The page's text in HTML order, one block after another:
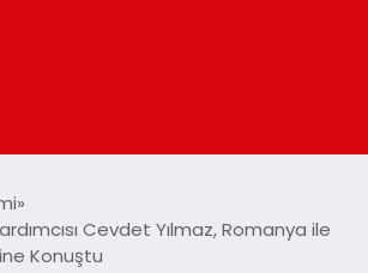
Cevdet Yılmaz, Romanya ile
Konuştu